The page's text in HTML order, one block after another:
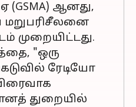
ஆனது,
மறுபரிசீலனை
முறையிட்டது.
"ஒரு
ரேடியோ
துறையில்